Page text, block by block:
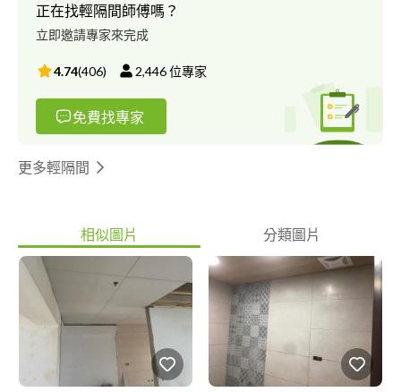
正在找輕隔間師傅嗎？
立即邀請專家來完成
4.74(406) 2,446位專家
免費找專家
更多輕隔間
相似圖片 分類圖片